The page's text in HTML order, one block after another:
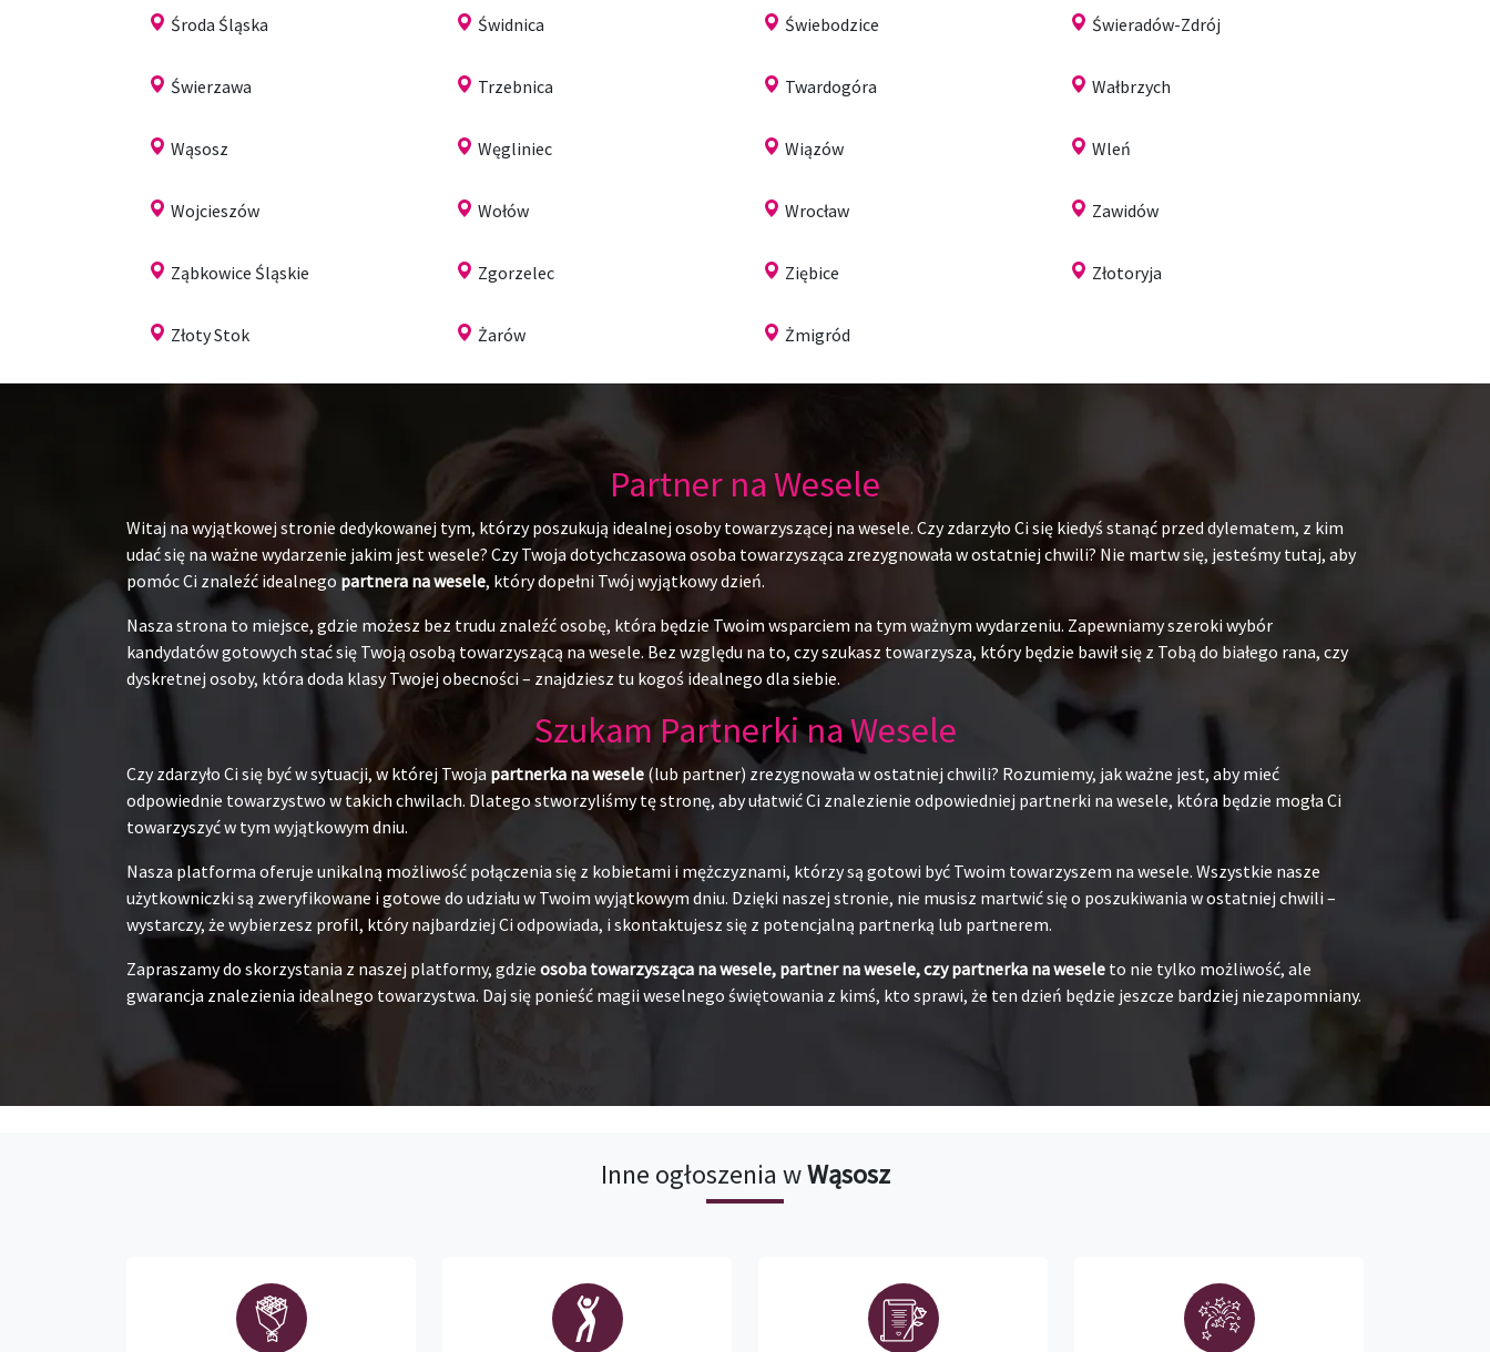
Środa Śląska Świdnica Świebodzice Świeradów-Zdrój
Świerzawa Trzebnica Twardogóra Wałbrzych
Wąsosz Węgliniec Wiązów Wleń
Wojcieszów Wołów Wrocław Zawidów
Ząbkowice Śląskie Zgorzelec Ziębice Złotoryja
Złoty Stok Żarów Żmigród
Partner na Wesele
Witaj na wyjątkowej stronie dedykowanej tym, którzy poszukują idealnej osoby towarzyszącej na wesele. Czy zdarzyło Ci się kiedyś stanąć przed dylematem, z kim
udać się na ważne wydarzenie jakim jest wesele? Czy Twoja dotychczasowa osoba towarzysząca zrezygnowała w ostatniej chwili? Nie martw się, jesteśmy tutaj, aby
pomóc Ci znaleźć idealnegopartnera na wesele, który dopełni Twój wyjątkowy dzień.
Nasza strona to miejsce, gdzie możesz bez trudu znaleźć osobę, która będzie Twoim wsparciem na tym ważnym wydarzeniu. Zapewniamy szeroki wybór
kandydatów gotowych stać się Twoją osobą towarzyszącą na wesele. Bez względu na to, czy szukasz towarzysza, który będzie bawił się z Tobą do białego rana, czy
dyskretnej osoby, która doda klasy Twojej obecności – znajdziesz tu kogoś idealnego dla siebie.
Szukam Partnerki na Wesele
Czy zdarzyło Ci się być w sytuacji, w której Twoja partnerka na wesele (lub partner) zrezygnowała w ostatniej chwili? Rozumiemy, jak ważne jest, aby mieć
odpowiednie towarzystwo w takich chwilach. Dlatego stworzyliśmy tę stronę, aby ułatwić Ci znalezienie odpowiedniej partnerki na wesele, która będzie mogła Ci
towarzyszyć w tym wyjątkowym dniu.
Nasza platforma oferuje unikalną możliwość połączenia się z kobietami i mężczyznami, którzy są gotowi być Twoim towarzyszem na wesele. Wszystkie nasze
użytkowniczki są zweryfikowane i gotowe do udziału w Twoim wyjątkowym dniu. Dzięki naszej stronie, nie musisz martwić się o poszukiwania w ostatniej chwili –
wystarczy, że wybierzesz profil, który najbardziej Ci odpowiada, i skontaktujesz się z potencjalną partnerką lub partnerem.
Zapraszamy do skorzystania z naszej platformy, gdzie osoba towarzysząca na wesele, partner na wesele, czy partnerka na wesele to nie tylko możliwość, ale
gwarancja znalezienia idealnego towarzystwa. Daj się ponieść magii weselnego świętowania z kimś, kto sprawi, że ten dzień będzie jeszcze bardziej niezapomniany.
Inne ogłoszenia wWąsosz